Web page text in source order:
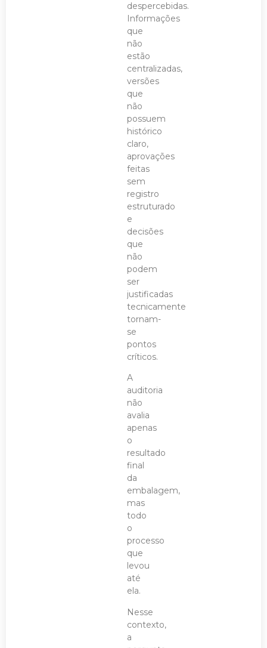
despercebidas.
Informações
que
não
estão
centralizadas,
versões
que
não
possuem
histórico
claro,
aprovações
feitas
sem
registro
estruturado
e
decisões
que
não
podem
ser
justificadas
tecnicamente
tornam-
se
pontos
críticos.
A
auditoria
não
avalia
apenas
o
resultado
final
da
embalagem,
mas
todo
o
processo
que
levou
até
ela.
Nesse
contexto,
a